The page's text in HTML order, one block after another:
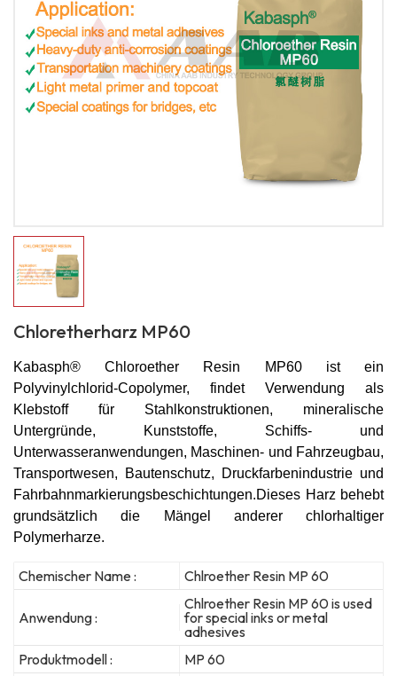
Chloretherharz MP60
Kabasph®
Chloroether Resin MP60 ist ein
Polyvinylchlorid-Copolymer, findet Verwendung als
Klebstoff für Stahlkonstruktionen, mineralische
Untergründe, Kunststoffe, Schiffs- und
Unterwasseranwendungen, Maschinen- und Fahrzeugbau,
Transportwesen, Bautenschutz, Druckfarbenindustrie und
Fahrbahnmarkierungsbeschichtungen.Dieses Harz behebt
grundsätzlich die Mängel anderer chlorhaltiger
Polymerharze.
Chemischer Name : Chlroether Resin MP 60
Anwendung :
Chlroether Resin MP 60 is used
for special inks or metal
adhesives
Produktmodell :
MP 60